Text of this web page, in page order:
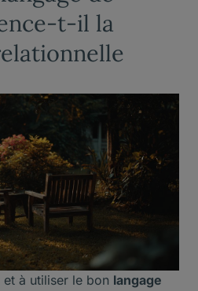
t-il la
à utiliser le bon langage